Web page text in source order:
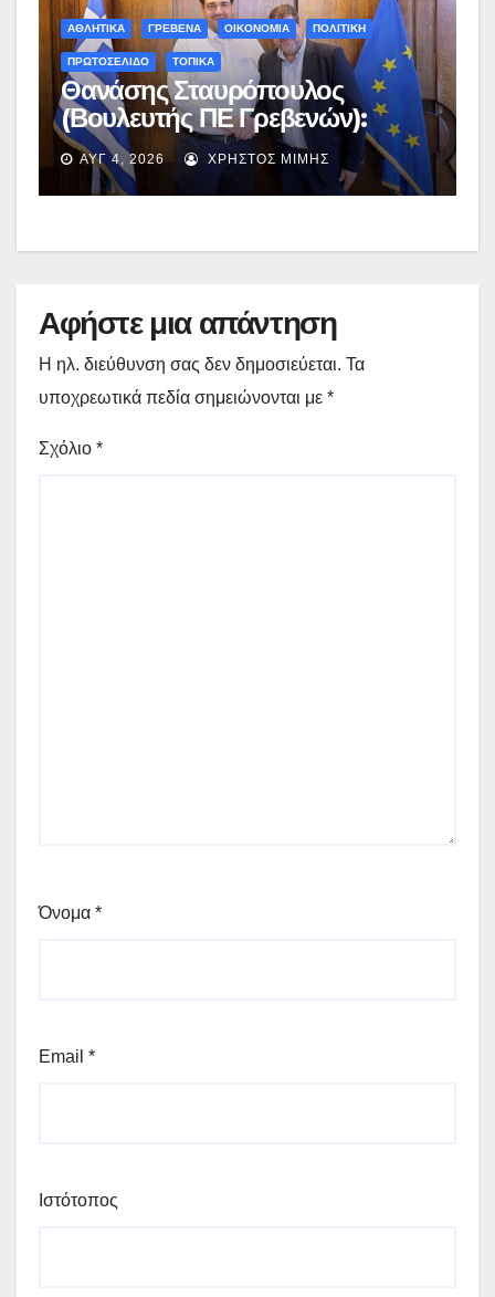
ΑΘΛΗΤΙΚΑ ΓΡΕΒΕΝΑ ΟΙΚΟΝΟΜΙΑ ΠΟΛΙΤΙΚΗ
ΠΡΩΤΟΣΕΛΙΔΟ ΤΟΠΙΚΑ
Θανάσης Σταυρόπουλος
(Βουλευτής ΠΕ Γρεβενών):
Έκτακτη χρηματοδότηση
400.000€ για επιπλέον
εργασίες στο Δημοτικό Στάδιο
ΑΥΓ 4, 2026 ΧΡΉΣΤΟΣ ΜΊΜΗΣ
Αφήστε μια απάντηση
Η ηλ. διεύθυνση σας δεν δημοσιεύεται. Τα
υποχρεωτικά πεδία σημειώνονται με *
Σχόλιο *
Όνομα *
Email *
Ιστότοπος